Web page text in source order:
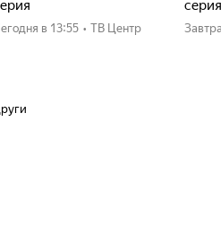
Сегодня в 13:55 • ТВ Центр
серия
Завтра